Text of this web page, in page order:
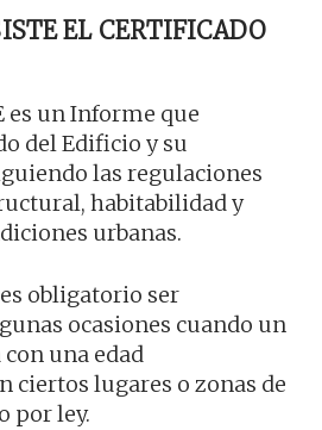
EL CERTIFICADO
es un Informe que
del Edificio y su
las regulaciones
habitabilidad y
urbanas.
obligatorio ser
ocasiones cuando un
una edad
ciertos lugares o zonas de
por ley.